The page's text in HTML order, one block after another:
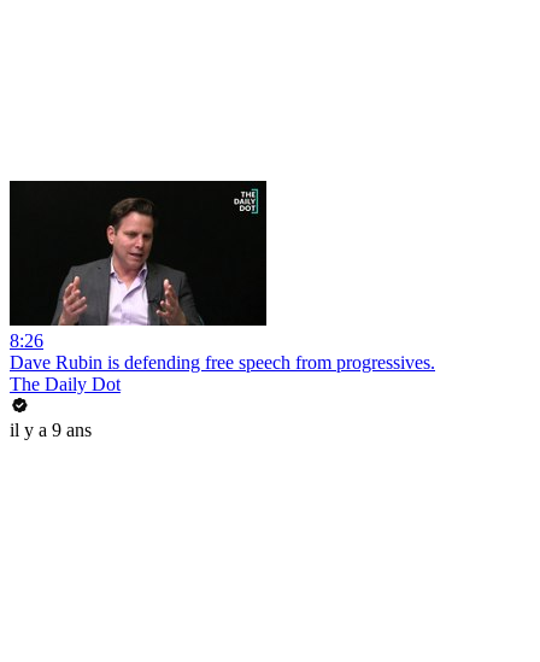
8:26
Dave Rubin is defending free speech from progressives.
The Daily Dot
il y a 9 ans